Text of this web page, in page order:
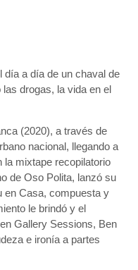
a día de un chaval de
drogas, la vida en el
(2020), a través de
nacional, llegando a
la mixtape recopilatorio
de Oso Polita, lanzó su
en Casa, compuesta y
le brindó y el
enGallery Sessions, Ben
e ironía a partes